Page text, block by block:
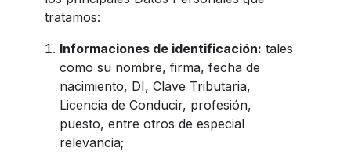
tratamos:
Informaciones de identificación: tales
como su nombre, firma, fecha de
nacimiento, DI, Clave Tributaria,
Licencia de Conducir, profesión,
puesto, entre otros de especial
relevancia;